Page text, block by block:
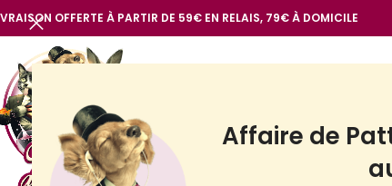
Affaire de
OFFERTE À PARTIR DE 59€ EN RELAIS, 79€ À DOMICILE